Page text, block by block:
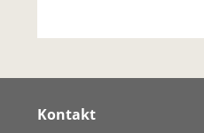
Kontakt